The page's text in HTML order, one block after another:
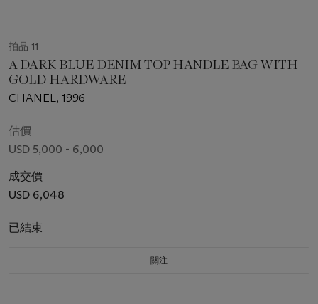
拍品 11
A DARK BLUE DENIM TOP HANDLE BAG WITH
GOLD HARDWARE
CHANEL, 1996
估價
USD 5,000 - 6,000
成交價
USD 6,048
已結束
關注